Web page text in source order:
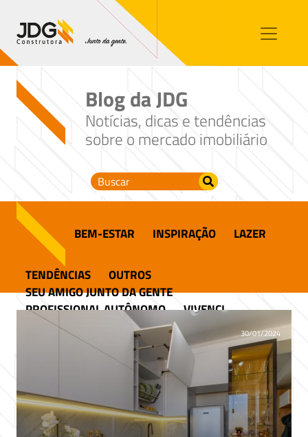
Contato
Sobre nós
Blog
Blog da JDG
Notícias, dicas e tendências
sobre o mercado imobiliário
BEM-ESTAR INSPIRAÇÃO LAZER
TENDÊNCIAS
OUTROS
SEU AMIGO JUNTO DA GENTE
PROFISSIONAL AUTÔNOMO
VIVENCI
30/01/2024